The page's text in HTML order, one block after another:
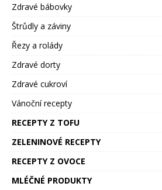
Zdravé bábovky
Štrůdly a záviny
Řezy a rolády
Zdravé dorty
Zdravé cukroví
Vánoční recepty
RECEPTY Z TOFU
ZELENINOVÉ RECEPTY
RECEPTY Z OVOCE
MLÉČNÉ PRODUKTY